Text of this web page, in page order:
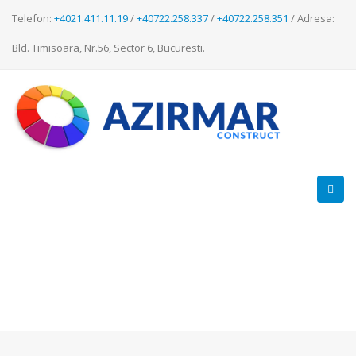
Telefon: +4021.411.11.19/+40722.258.337/+40722.258.351 / Adresa:
Bld. Timisoara, Nr.56, Sector 6, Bucuresti.